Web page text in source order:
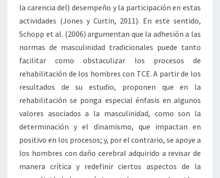
la carencia del) desempeño y la participación en estas
actividades (Jones y Curtin, 2011). En este sentido,
Schopp et al. (2006) argumentan que la adhesión a las
normas de masculinidad tradicionales puede tanto
facilitar como obstaculizar los procesos de
rehabilitación de los hombres con TCE. A partir de los
resultados de su estudio, proponen que en la
rehabilitación se ponga especial énfasis en algunos
valores asociados a la masculinidad, como son la
determinación y el dinamismo, que impactan en
positivo en los procesos; y, por el contrario, se apoye a
los hombres con daño cerebral adquirido a revisar de
manera crítica y redefinir ciertos aspectos de la